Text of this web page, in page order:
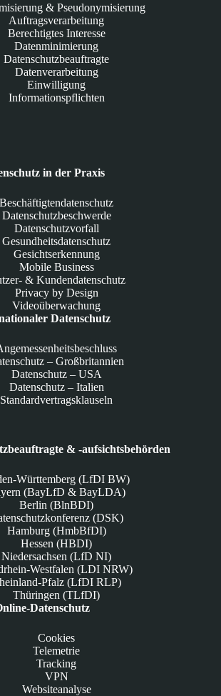
& Pseudonymisierung
Auftragsverarbeitung
Berechtigtes Interesse
Datenminimierung
Datenschutzbeauftragte
Datenverarbeitung
Einwilligung
Informationspflichten
in der Praxis
Beschäftigtendatenschutz
Datenschutzbeschwerde
Datenschutzvorfall
Gesundheitsdatenschutz
Gesichtserkennung
Mobile Business
& Kundendatenschutz
Privacy by Design
Videoüberwachung
Datenschutz
– Großbritannien
Datenschutz – USA
Datenschutz – Italien
Standardvertragsklauseln
& -aufsichtsbehörden
Württemberg (LfDI BW)
(BayLfD & BayLDA)
Berlin (BlnBDI)
(DSK)
Hamburg (HmbBfDI)
Hessen (HBDI)
Niedersachsen (LfD NI)
Westfalen (LDI NRW)
Pfalz (LfDI RLP)
Thüringen (TLfDI)
Datenschutz
Cookies
Telemetrie
Tracking
VPN
Websiteanalyse